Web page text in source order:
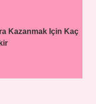
Kazanmak Için Kaç